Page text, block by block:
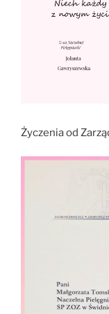
Życzenia od